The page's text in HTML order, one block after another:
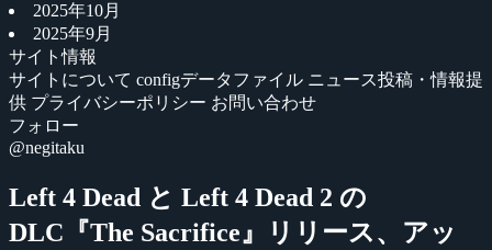
2025年10月
2025年9月
サイト情報
サイトについて configデータファイル ニュース投稿・情報提
供 プライバシーポリシー お問い合わせ
フォロー
@negitaku
Left 4 Dead と Left 4 Dead 2 の
DLC『The Sacrifice』リリース、アッ